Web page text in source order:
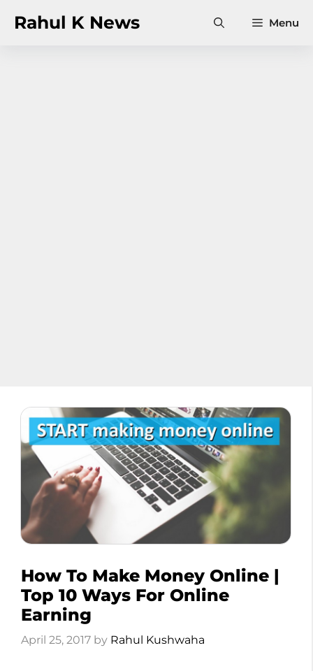
Rahul K News Menu
How To Make Money Online |
Top 10 Ways For Online
Earning
April 25, 2017 by Rahul Kushwaha